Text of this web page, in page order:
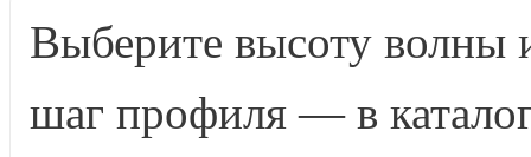
Выберите высоту волны
шаг профиля — в